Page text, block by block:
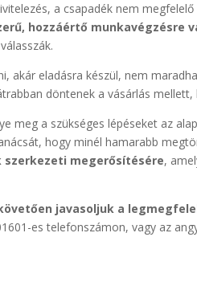
a csapadék nem
hozzáértő munkavégzésre
akár eladásra készül, nem
döntenek a vásárlás mellett,
meg a szükséges lépéseket az
hogy minél hamarabb
szerkezeti megerősítésére,
javasoljuk a
es telefonszámon, vagy az